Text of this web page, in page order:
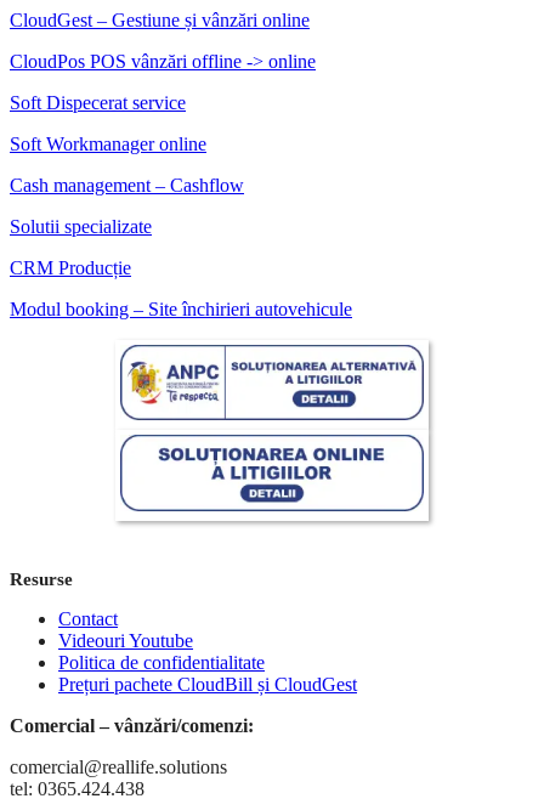
CloudGest – Gestiune și vânzări online
CloudPos POS vânzări offline -> online
Soft Dispecerat service
Soft Workmanager online
Cash management – Cashflow
Solutii specializate
CRM Producție
Modul booking – Site închirieri autovehicule
Resurse
Contact
Videouri Youtube
Politica de confidentialitate
Prețuri pachete CloudBill și CloudGest
Comercial – vânzări/comenzi:
comercial@reallife.solutions
tel: 0365.424.438